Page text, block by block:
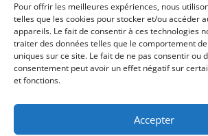
Pour offrir les meilleures expériences, nous
telles que les cookies pour stocker et/ou accéder
appareils. Le fait de consentir à ces technologies
traiter des données telles que le comportement
uniques sur ce site. Le fait de ne pas consentir ou
consentement peut avoir un effet négatif sur
et fonctions.
Accepter
Mode / Beauté / Bien-être
Santé
Société
Sports
Technologie / Internet